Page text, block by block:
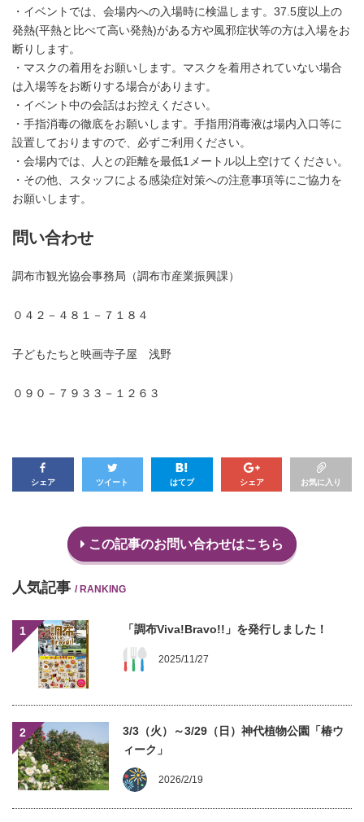
・イベントでは、会場内への入場時に検温します。37.5度以上の
発熱(平熱と比べて高い発熱)がある方や風邪症状等の方は入場をお
断りします。
・マスクの着用をお願いします。マスクを着用されていない場合
は入場等をお断りする場合があります。
・イベント中の会話はお控えください。
・手指消毒の徹底をお願いします。手指用消毒液は場内入口等に
設置しておりますので、必ずご利用ください。
・会場内では、人との距離を最低1メートル以上空けてください。
・その他、スタッフによる感染症対策への注意事項等にご協力を
お願いします。
問い合わせ
調布市観光協会事務局（調布市産業振興課）
０４２－４８１－７１８４
子どもたちと映画寺子屋 浅野
０９０－７９３３－１２６３
シェア ツイート はてブ シェア お気に入り
この記事のお問い合わせはこちら
人気記事 / RANKING
1 「調布Viva!Bravo!!」を発行しました！
2025/11/27
2
3/3（火）～3/29（日）神代植物公園「椿ウ
ィーク」
2026/2/19